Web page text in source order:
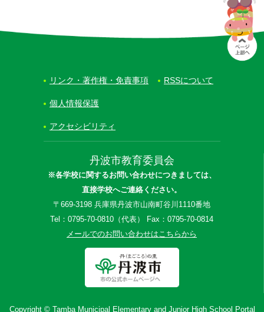
丹波市教育委員会
※各学校に関するお問い合わせにつきましては、
直接学校へご連絡ください。
〒669-3198 兵庫県丹波市山南町谷川1110番地
Tel：0795-70-0810（代表） Fax：0795-70-0814
メールでのお問い合わせはこちらから
リンク・著作権・免責事項 RSSについて
個人情報保護
アクセシビリティ
Copyright © Tamba Municipal Elementary and Junior High School Portal